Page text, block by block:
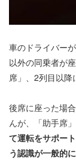
車のドライバー
以外の同乗者が
席」、2列目以降
後席に座った場
んが、「助手席
て運転をサポー
う認識が一般的